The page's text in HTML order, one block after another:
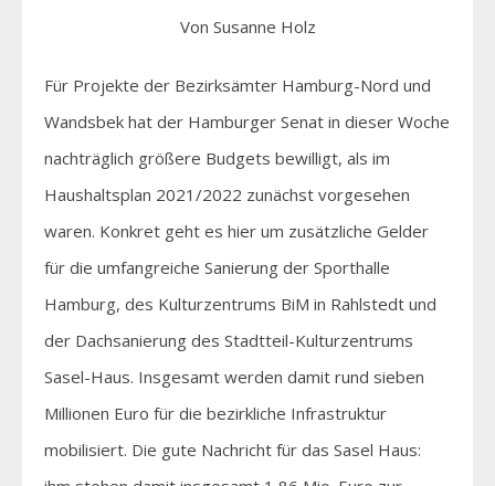
Von Susanne Holz
Für Projekte der Bezirksämter Hamburg-Nord und
Wandsbek hat der Hamburger Senat in dieser Woche
nachträglich größere Budgets bewilligt, als im
Haushaltsplan 2021/2022 zunächst vorgesehen
waren. Konkret geht es hier um zusätzliche Gelder
für die umfangreiche Sanierung der Sporthalle
Hamburg, des Kulturzentrums BiM in Rahlstedt und
der Dachsanierung des Stadtteil-Kulturzentrums
Sasel-Haus. Insgesamt werden damit rund sieben
Millionen Euro für die bezirkliche Infrastruktur
mobilisiert. Die gute Nachricht für das Sasel Haus: